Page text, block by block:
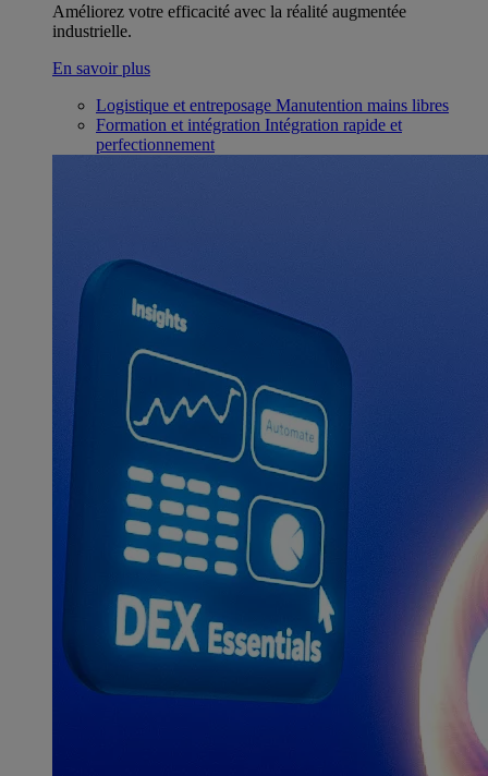
Améliorez votre efficacité avec la réalité augmentée
industrielle.
En savoir plus
Logistique et entreposage Manutention mains libres
Formation et intégration Intégration rapide et
perfectionnement